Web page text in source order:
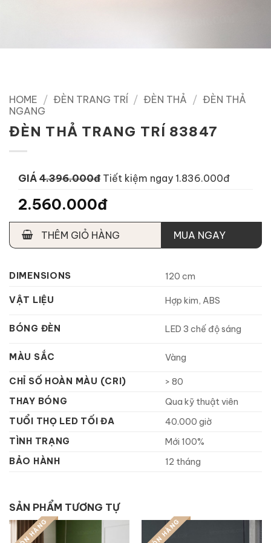
HOME / ĐÈN TRANG TRÍ / ĐÈN THẢ / ĐÈN THẢ
NGANG
ĐÈN THẢ TRANG TRÍ 83847
GIÁ 4.396.000đ Tiết kiệm ngay 1.836.000đ
2.560.000đ
THÊM GIỎ HÀNG MUA NGAY
DIMENSIONS 120 cm
VẬT LIỆU Hợp kim, ABS
BÓNG ĐÈN LED 3 chế độ sáng
MÀU SẮC Vàng
CHỈ SỐ HOÀN MÀU (CRI)
> 80
THAY BÓNG
Qua kỹ thuật viên
TUỔI THỌ LED TỐI ĐA
40.000 giờ
TÌNH TRẠNG
Mới 100%
BẢO HÀNH
12 tháng
SẢN PHẨM TƯƠNG TỰ
CÒN HÀNG CÒN HÀNG